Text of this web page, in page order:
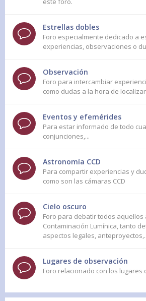
Estrellas dobles
Foro especialmente dedicado a
experiencias, observaciones o
Observación
Foro para intercambiar
como dudas a la hora de
Eventos y efemérides
Para estar informado de todo
conjunciones,...
Astronomía CCD
Para compartir experiencias y
como son las cámaras CCD
Cielo oscuro
Foro para debatir todos
Contaminación Lumínica, tanto
aspectos legales,
Lugares de observación
Foro relacionado con los